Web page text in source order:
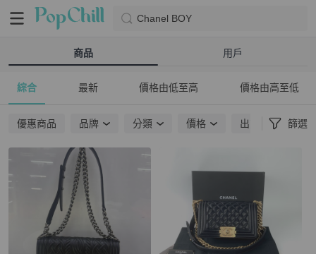
Chanel BOY
商品 用戶
綜合 最新 價格由低至高 價格由高至低
優惠商品 品牌 分類 價格 出貨地點 篩選